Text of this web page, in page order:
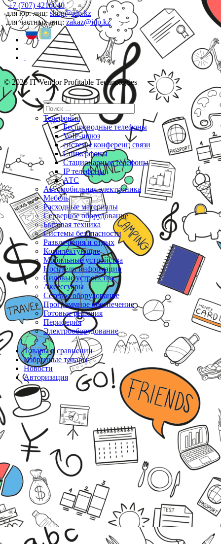
+7 (707) 4216040
для юр. лиц: shop@idp.kz
для частных лиц: zakaz@idp.kz
© 2026 IT Vendor Profitable Technologies
Телефония
Беспроводные телефоны
VoIP-шлюз
системы конференц связи
Спикерфоны
Стационарные телефоны
IP телефоны
АТС
Автомобильная электроника
Мебель
Расходные материалы
Серверное оборудование
Бытовая техника
Системы безопасности
Развлечения и отдых
Комплектующие
Мобильные устройства
Носители информации
Силовые устройства
Аксессуары
Сетевое оборудование
Программное обеспечение
Готовые решения
Периферия
Электрооборудование
Товары в сравнении
Избранные товары
Новости
Авторизация